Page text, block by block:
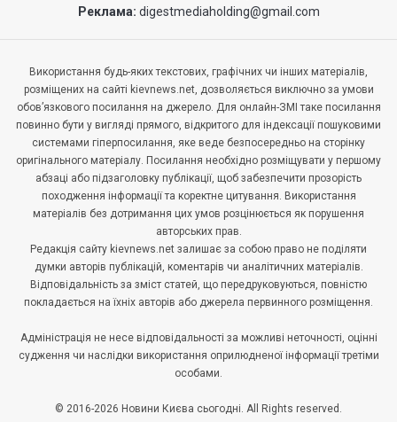
Реклама: digestmediaholding@gmail.com
Використання будь-яких текстових, графічних чи інших матеріалів,
розміщених на сайті kievnews.net, дозволяється виключно за умови
обов’язкового посилання на джерело. Для онлайн-ЗМІ таке посилання
повинно бути у вигляді прямого, відкритого для індексації пошуковими
системами гіперпосилання, яке веде безпосередньо на сторінку
оригінального матеріалу. Посилання необхідно розміщувати у першому
абзаці або підзаголовку публікації, щоб забезпечити прозорість
походження інформації та коректне цитування. Використання
матеріалів без дотримання цих умов розцінюється як порушення
авторських прав.
Редакція сайту kievnews.net залишає за собою право не поділяти
думки авторів публікацій, коментарів чи аналітичних матеріалів.
Відповідальність за зміст статей, що передруковуються, повністю
покладається на їхніх авторів або джерела первинного розміщення.
Адміністрація не несе відповідальності за можливі неточності, оцінні
судження чи наслідки використання оприлюдненої інформації третіми
особами.
© 2016-2026 Новини Києва сьогодні. All Rights reserved.